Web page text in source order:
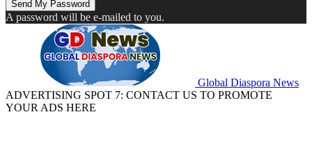
A password will be e-mailed to you.
Global Diaspora News
ADVERTISING SPOT 7: CONTACT US TO PROMOTE
YOUR ADS HERE